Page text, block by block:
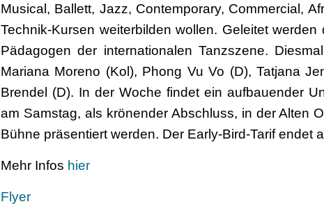
Musical, Ballett, Jazz, Contemporary, Commercial,
Technik-Kursen weiterbilden wollen. Geleitet
Pädagogen der internationalen Tanzszene.
Mariana Moreno (Kol), Phong Vu Vo (D), Tatjana
Brendel (D). In der Woche findet ein aufbauender
am Samstag, als krönender Abschluss, in der Alten
Bühne präsentiert werden. Der Early-Bird-Tarif endet
Mehr Infos hier
Flyer